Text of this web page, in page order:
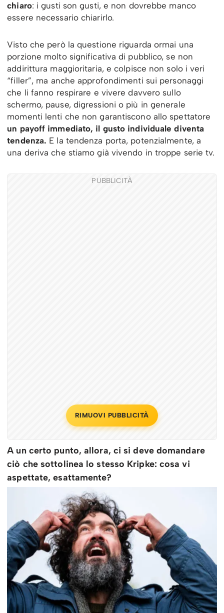
chiaro: i gusti son gusti, e non dovrebbe manco
essere necessario chiarirlo.
Visto che però la questione riguarda ormai una
porzione molto significativa di pubblico, se non
addirittura maggioritaria, e colpisce non solo i veri
“filler”, ma anche approfondimenti sui personaggi
che li fanno respirare e vivere davvero sullo
schermo, pause, digressioni o più in generale
momenti lenti che non garantiscono allo spettatore
un payoff immediato, il gusto individuale diventa
tendenza. E la tendenza porta, potenzialmente, a
una deriva che stiamo già vivendo in troppe serie tv.
PUBBLICITÀ
RIMUOVI PUBBLICITÀ
A un certo punto, allora, ci si deve domandare
ciò che sottolinea lo stesso Kripke: cosa vi
aspettate, esattamente?